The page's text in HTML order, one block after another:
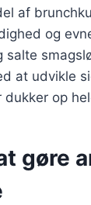
af
og
salte
at udvikle
dukker op
gøre